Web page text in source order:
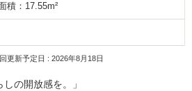
積：17.55m²
更新予定日 : 2026年8月18日
の開放感を。」